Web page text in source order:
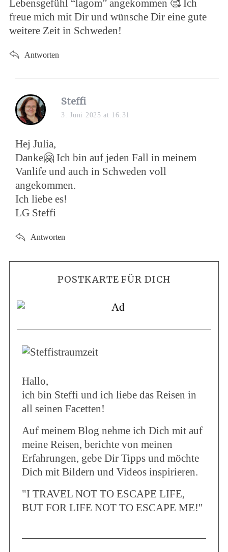
Lebensgefühl “lagom” angekommen 🥰 Ich
freue mich mit Dir und wünsche Dir eine gute
weitere Zeit in Schweden!
Antworten
Steffi
3. Juni 2025 at 16:31
Hej Julia,
Danke🤗 Ich bin auf jeden Fall in meinem
Vanlife und auch in Schweden voll
angekommen.
Ich liebe es!
LG Steffi
Antworten
POSTKARTE FÜR DICH
Hallo,
ich bin Steffi und ich liebe das Reisen in
all seinen Facetten!
Auf meinem Blog nehme ich Dich mit auf
meine Reisen, berichte von meinen
Erfahrungen, gebe Dir Tipps und möchte
Dich mit Bildern und Videos inspirieren.
"I TRAVEL NOT TO ESCAPE LIFE,
BUT FOR LIFE NOT TO ESCAPE ME!"